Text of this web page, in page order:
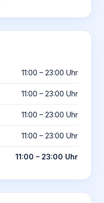
11:00 – 23:00 Uhr
11:00 – 23:00 Uhr
11:00 – 23:00 Uhr
11:00 – 23:00 Uhr
11:00 – 23:00 Uhr